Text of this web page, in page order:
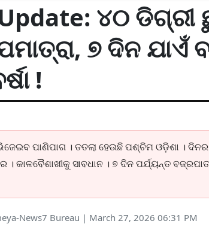
୪୦ ଡିଗ୍ରୀ
୭ ଦିନ ଯାଏଁ
!
ପାଣିପାଗ । ତତଲା ହେଉଛି ପଶ୍ଚିମ ଓଡ଼ିଶା । ଦିନର
। କାଳବୈଶାଖୀକୁ ସାବଧାନ । ୭ ଦିନ ପର୍ଯ୍ୟନ୍ତ
News7 Bureau | March 27, 2026 06:31 PM